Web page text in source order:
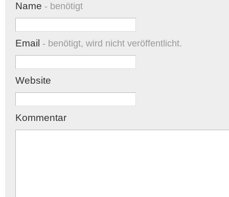
Name - benötigt
Email - benötigt, wird nicht veröffentlicht.
Website
Kommentar